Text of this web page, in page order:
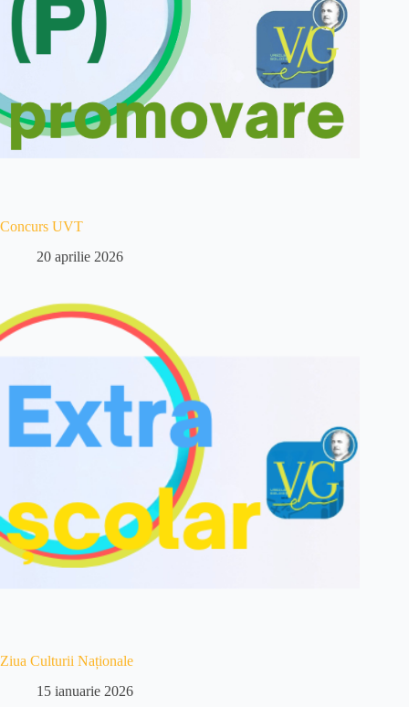
Concurs UVT
20 aprilie 2026
Ziua Culturii Naționale
15 ianuarie 2026